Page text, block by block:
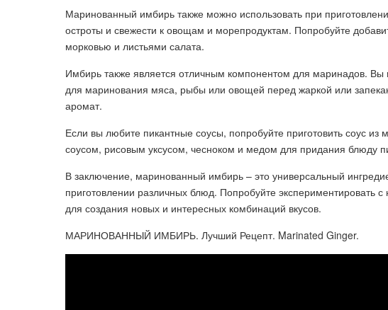
Маринованный имбирь также можно использовать при
остроты и свежести к овощам и морепродуктам. Попробуйте
морковью и листьями салата.
Имбирь также является отличным компонентом для маринадов.
для маринования мяса, рыбы или овощей перед жаркой или
аромат.
Если вы любите пикантные соусы, попробуйте приготовить соус
соусом, рисовым уксусом, чесноком и медом для придания блюду
В заключение, маринованный имбирь – это универсальный
приготовлении различных блюд. Попробуйте
для создания новых и интересных комбинаций вкусов.
МАРИНОВАННЫЙ ИМБИРЬ. Лучший Рецепт. Marinated Ginger.